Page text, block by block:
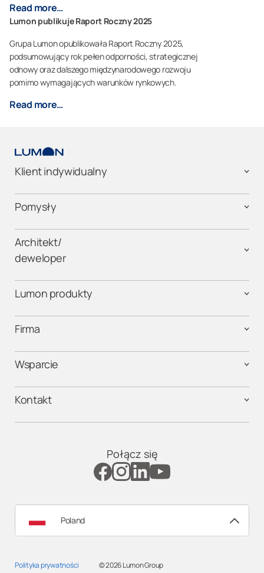
Read more…
Lumon publikuje Raport Roczny 2025
Grupa Lumon opublikowała Raport Roczny 2025,
podsumowujący rok pełen odporności, strategicznej
odnowy oraz dalszego międzynarodowego rozwoju
pomimo wymagających warunków rynkowych.
Read more…
Klient indywidualny
Pomysły
Architekt/
deweloper
Lumon produkty
Firma
Wsparcie
Kontakt
Połącz się
Poland
Polityka prywatności
© 2026Lumon Group